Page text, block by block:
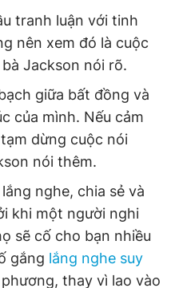
tranh luận với tinh
nên xem đó là cuộc
bà Jackson nói rõ.
giữa bất đồng và
của mình. Nếu cảm
dừng cuộc nói
nói thêm.
nghe, chia sẻ và
khi một người nghi
sẽ cố cho bạn nhiều
gắng lắng nghe suy
thay vì lao vào